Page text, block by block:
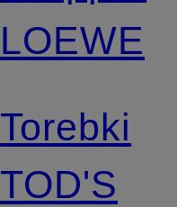
LOEWE
Torebki
TOD'S